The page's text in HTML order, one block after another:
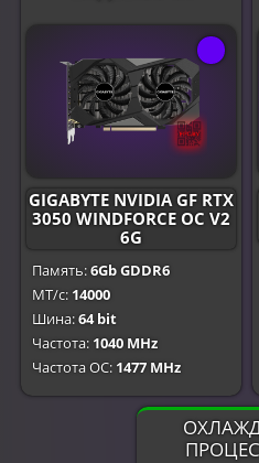
GIGABYTE NVIDIA GF RTX
3050 WINDFORCE OC V2
6G
Память:6Gb GDDR6
МТ/с: 14000
Шина:64 bit
Частота: 1040 MHz
Частота OC: 1477 MHz